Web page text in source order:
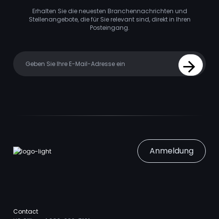
Erhalten Sie die neuesten Branchennachrichten und
Stellenangebote, die für Sie relevant sind, direkt in Ihren
Posteingang.
Sign Up
Anmeldung
Contact